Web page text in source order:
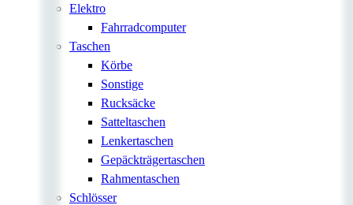
Elektro
Fahrradcomputer
Taschen
Körbe
Sonstige
Rucksäcke
Satteltaschen
Lenkertaschen
Gepäckträgertaschen
Rahmentaschen
Schlösser